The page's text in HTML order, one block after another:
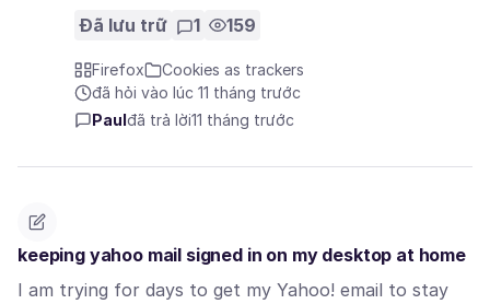
Đã lưu trữ 1 159
Firefox
Cookies as trackers
đã hỏi vào lúc 11 tháng trước
Paul đã trả lời11 tháng trước
keeping yahoo mail signed in on my desktop at home
I am trying for days to get my Yahoo! email to stay